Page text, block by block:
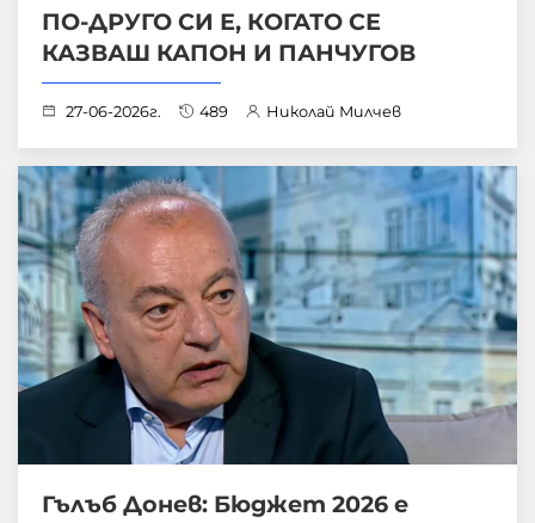
ПО-ДРУГО СИ Е, КОГАТО СЕ
КАЗВАШ КАПОН И ПАНЧУГОВ
27-06-2026г. 489 Николай Милчев
Гълъб Донев: Бюджет 2026 е